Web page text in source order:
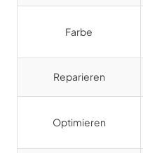
Farbe
Reparieren
Optimieren